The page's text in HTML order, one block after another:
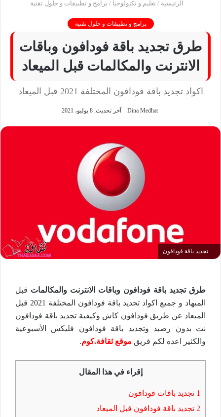
الرئيسية / تعليم و تكنولوجيا / برامج و تطبيقات و حلول تقنية
برامج و تطبيقات و حلول تقنية
طرق تجديد باقة فودافون وباقات
الانترنت والمكالمات قبل الميعاد
اكواد تجديد باقة فودافون المختلفة 2021 قبل الميعاد
Dina Medhat آخر تحديث: 8 يوليو، 2021
تجديد باقة فودافون
طرق تجديد باقة فودافون وباقات الانترنت والمكالمات قبل
الميهاد و جميع اكواد تجديد باقة فودافون المختلفة 2021 قبل
الميعاد عن طريق فودافون كاش وكيفية تجديد باقة فودافون
نت بدون رصيد وتجديد باقة فودافون فليكس الأسبوعية
والكثير اعده لكم فريق موقع ثقافة.كوم.
إقراء في هذا المقال
1 تجديد باقات فودافون
2 تجديد باقة فودافون قبل الميعاد